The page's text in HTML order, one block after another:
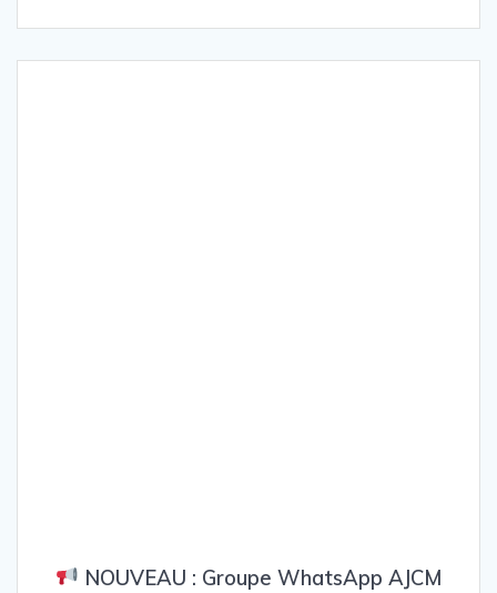
NOUVEAU : Groupe WhatsApp AJCM